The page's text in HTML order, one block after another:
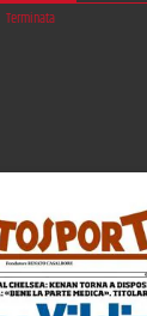
Terminata